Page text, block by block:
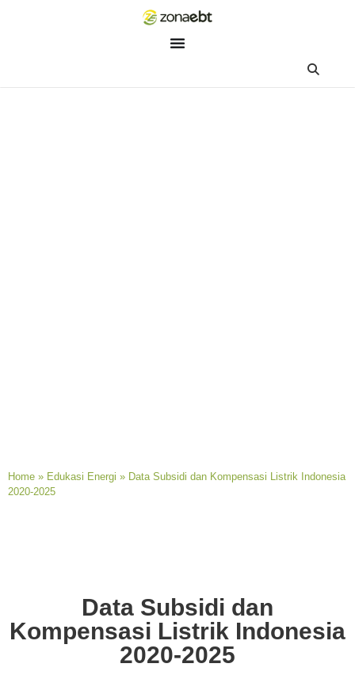
Home » Edukasi Energi » Data Subsidi dan Kompensasi Listrik Indonesia
2020-2025
Data Subsidi dan
Kompensasi Listrik Indonesia
2020-2025